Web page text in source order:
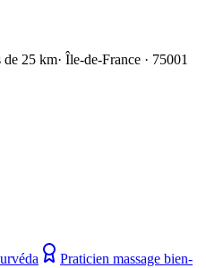
de 25 km· Île-de-France · 75001
Praticien massage bien-